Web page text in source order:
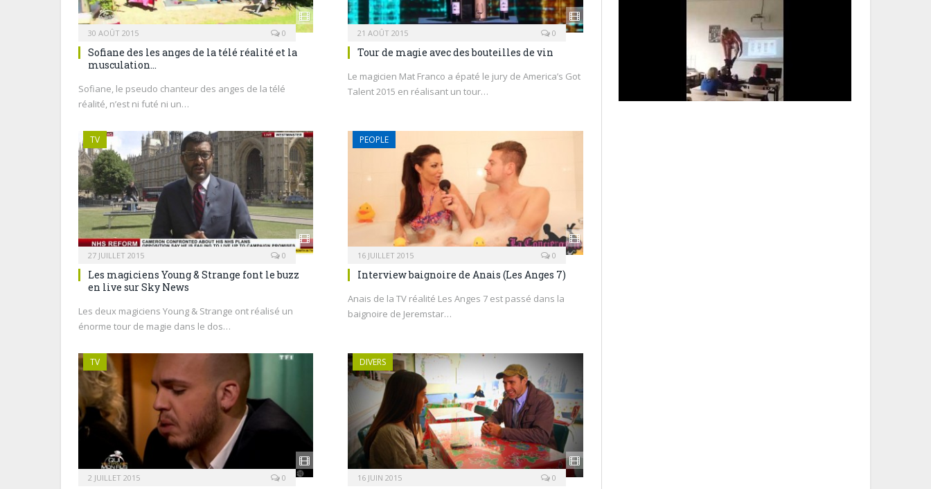
30 AOÛT 2015 0
Sofiane des les anges de la télé réalité et la
musculation…
Sofiane, le pseudo chanteur des anges de la télé
réalité, n’est ni futé ni un…
21 AOÛT 2015 0
Tour de magie avec des bouteilles de vin
Le magicien Mat Franco a épaté le jury de America’s Got
Talent 2015 en réalisant un tour…
TV
27 JUILLET 2015 0
Les magiciens Young & Strange font le buzz
en live sur Sky News
Les deux magiciens Young & Strange ont réalisé un
énorme tour de magie dans le dos…
PEOPLE
16 JUILLET 2015 0
Interview baignoire de Anais (Les Anges 7)
Anais de la TV réalité Les Anges 7 est passé dans la
baignoire de Jeremstar…
TV
2 JUILLET 2015 0
DIVERS
16 JUIN 2015 0